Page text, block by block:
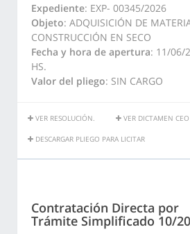
Expediente: EXP- 00345/2026
Objeto: ADQUISICIÓN DE
CONSTRUCCIÓN EN SECO
Fecha y hora de apertura: 11/06/
HS.
Valor del pliego: SIN CARGO
VER RESOLUCIÓN. VER DICTAMEN
DESCARGAR PLIEGO PARA LICITAR
Contratación Directa por
Trámite Simplificado 10/